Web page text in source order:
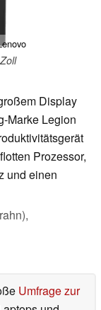
Display
Marke Legion
Prozessor,
und einen
Umfrage zur